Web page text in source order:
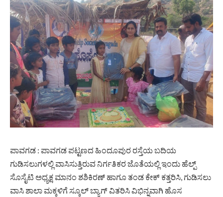
ಪಾವಗಡ : ಪಾವಗಡ ಪಟ್ಟಣದ ಹಿಂದೂಪುರ ರಸ್ತೆಯ ಬದಿಯ
ಗುಡಿಸಲುಗಳಲ್ಲಿ ವಾಸಿಸುತ್ತಿರುವ ನಿರ್ಗತಿಕರ ಜೊತೆಯಲ್ಲಿ ಇಂದು ಹೆಲ್ಪ್
ಸೊಸೈಟಿ ಅಧ್ಯಕ್ಷ ಮಾನಂ ಶಶಿಕಿರಣ್ ಹಾಗೂ ತಂಡ ಕೇಕ್ ಕತ್ತರಿಸಿ, ಗುಡಿಸಲು
ವಾಸಿ ಶಾಲಾ ಮಕ್ಕಳಿಗೆ ಸ್ಕೂಲ್ ಬ್ಯಾಗ್ ವಿತರಿಸಿ ವಿಭಿನ್ನವಾಗಿ ಹೊಸ